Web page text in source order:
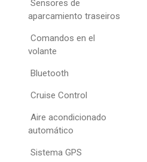
Sensores de
aparcamiento traseiros
Comandos en el
volante
Bluetooth
Cruise Control
Aire acondicionado
automático
Sistema GPS